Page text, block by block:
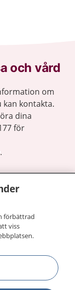
och vård
om
kontakta.
dina
för
Visa
förbättrad
viss